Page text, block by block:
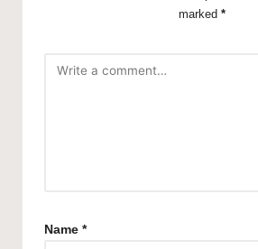
marked *
Name *